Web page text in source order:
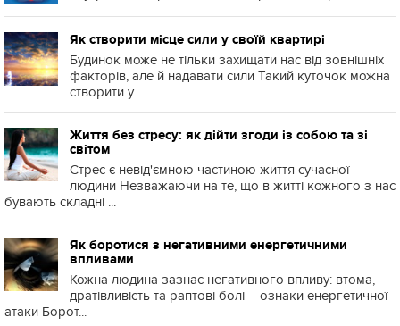
Як створити місце сили у своїй квартирі
Будинок може не тільки захищати нас від зовнішніх
факторів, але й надавати сили Такий куточок можна
створити у...
Життя без стресу: як дійти згоди із собою та зі
світом
Стрес є невід'ємною частиною життя сучасної
людини Незважаючи на те, що в житті кожного з нас
бувають складні ...
Як боротися з негативними енергетичними
впливами
Кожна людина зазнає негативного впливу: втома,
дратівливість та раптові болі – ознаки енергетичної
атаки Борот...